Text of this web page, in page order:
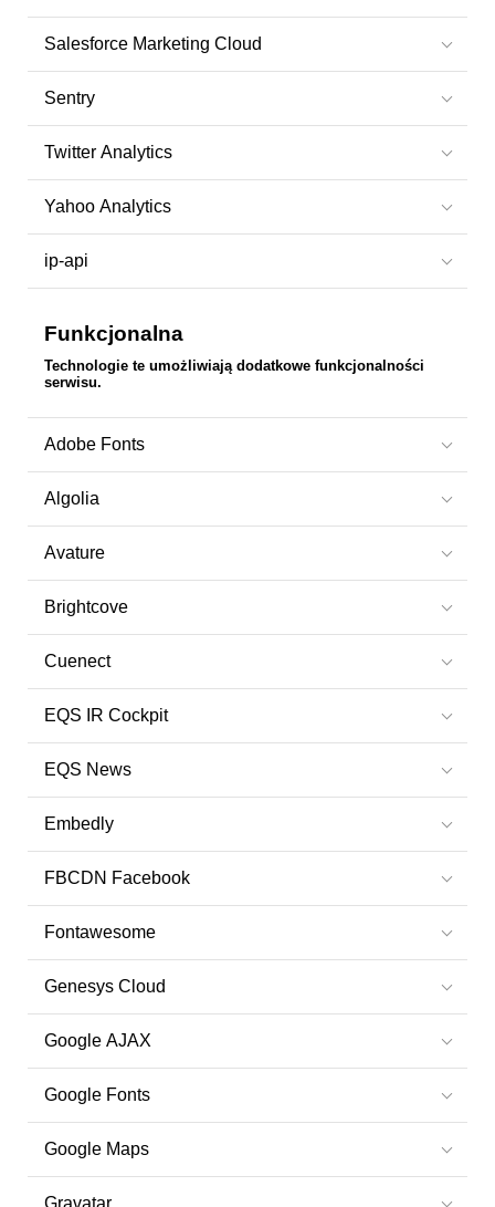
Salesforce Marketing Cloud
Sentry
Twitter Analytics
Yahoo Analytics
ip-api
Funkcjonalna
Technologie te umożliwiają dodatkowe funkcjonalności
serwisu.
Adobe Fonts
Algolia
Avature
Brightcove
Cuenect
EQS IR Cockpit
EQS News
Embedly
FBCDN Facebook
Fontawesome
Genesys Cloud
Google AJAX
Google Fonts
Google Maps
Gravatar